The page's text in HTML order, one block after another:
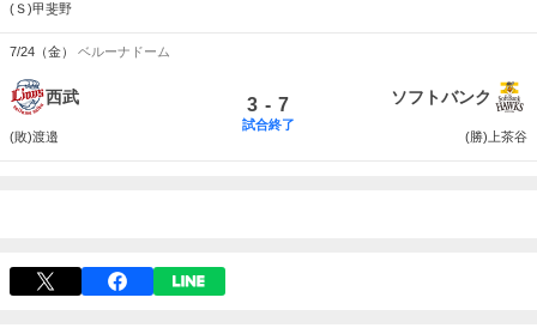
(Ｓ)甲斐野
7/24（金） ベルーナドーム
西武
(敗)渡邉
3 - 7
試合終了
ソフトバンク
(勝)上茶谷